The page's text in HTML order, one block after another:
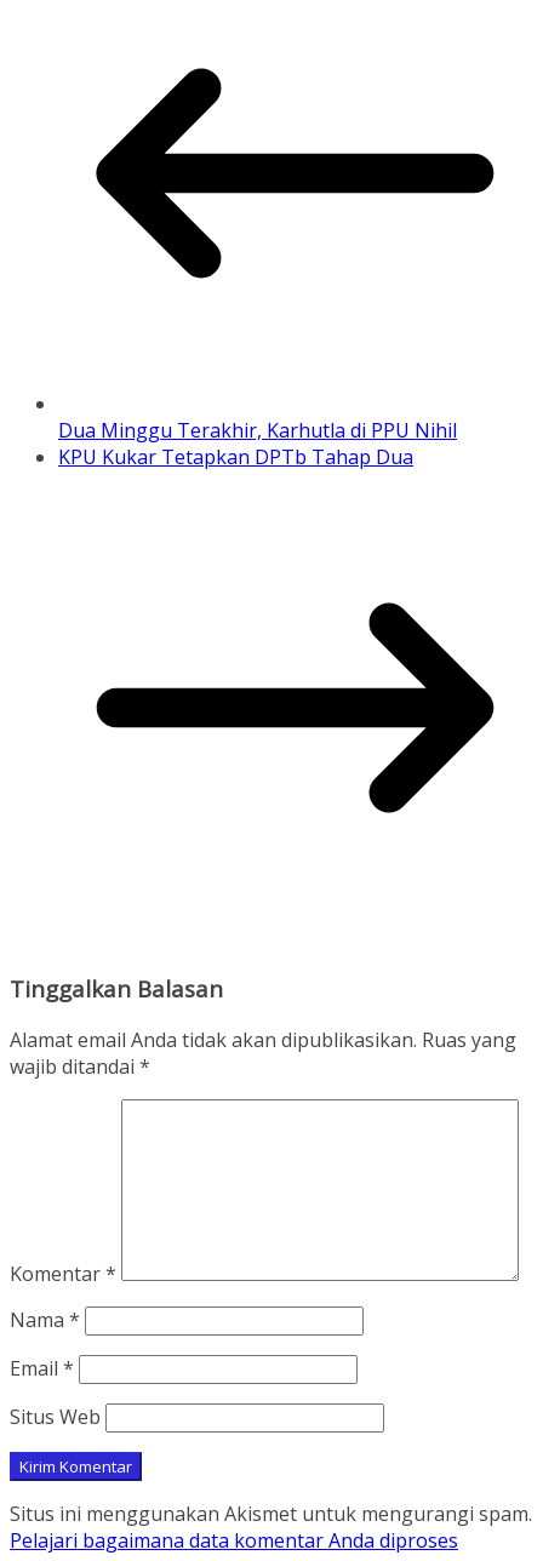
Dua Minggu Terakhir, Karhutla di PPU Nihil
KPU Kukar Tetapkan DPTb Tahap Dua
Tinggalkan Balasan
Alamat email Anda tidak akan dipublikasikan. Ruas yang
wajib ditandai *
Komentar*
Nama *
Email *
Situs Web
Situs ini menggunakan Akismet untuk mengurangi spam.
Pelajari bagaimana data komentar Anda diproses